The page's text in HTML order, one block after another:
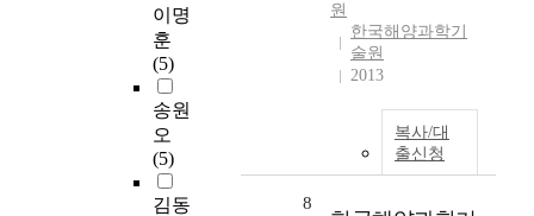
이명
훈
(5)
송원
오
(5)
김동
원
한국해양과학기
술원
2013
복사/대
출신청
8